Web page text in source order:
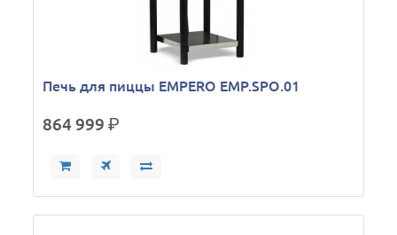
Печь для пиццы EMPERO EMP.SPO.01
864 999р.